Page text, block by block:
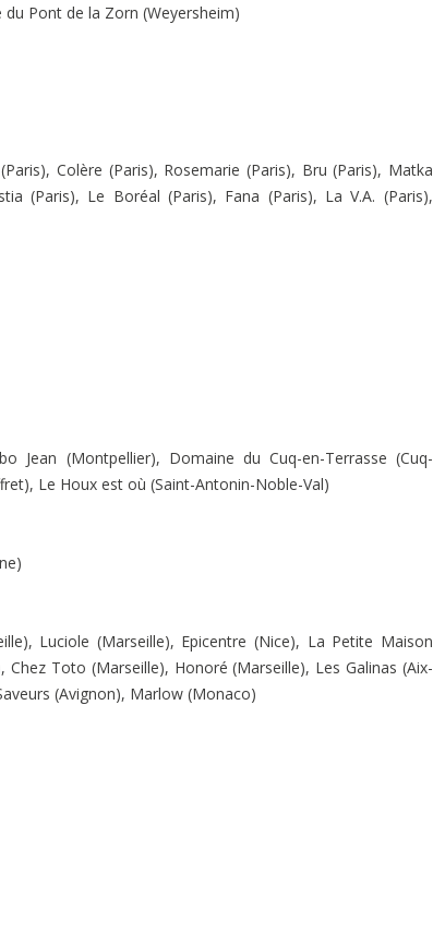
Pont de la Zorn (Weyersheim)
Colère (Paris), Rosemarie (Paris), Bru (Paris), Matka
(Paris), Le Boréal (Paris), Fana (Paris), La V.A. (Paris),
Jean (Montpellier), Domaine du Cuq-en-Terrasse (Cuq-
Le Houx est où (Saint-Antonin-Noble-Val)
Luciole (Marseille), Epicentre (Nice), La Petite Maison
Toto (Marseille), Honoré (Marseille), Les Galinas (Aix-
(Avignon), Marlow (Monaco)